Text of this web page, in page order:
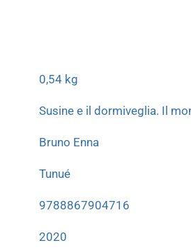
0,54 kg
Susine e il dormiveglia. Il
Bruno Enna
Tunué
9788867904716
2020